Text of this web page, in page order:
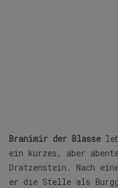
Branimir der Blasse
ein kurzes, aber
Dratzenstein. Nach
er die Stelle als